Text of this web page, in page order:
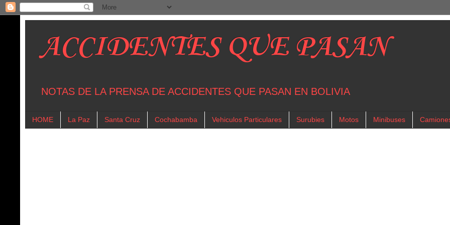
ACCIDENTES QUE PASAN
NOTAS DE LA PRENSA DE ACCIDENTES QUE PASAN EN BOLIVIA
HOME La Paz Santa Cruz Cochabamba Vehiculos Particulares Surubies Motos Minibuses